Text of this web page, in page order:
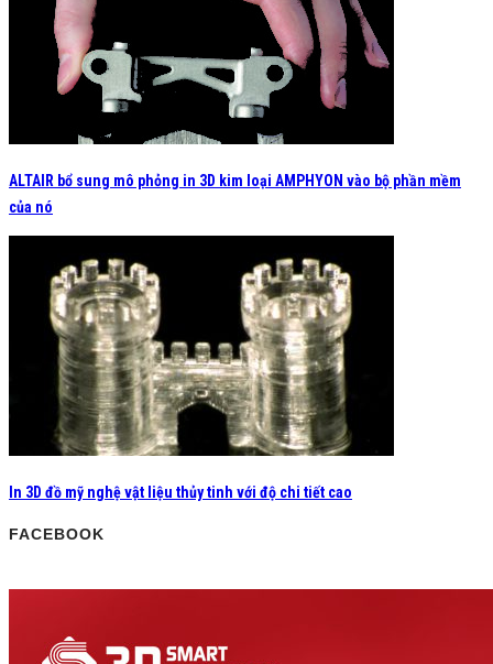
ALTAIR bổ sung mô phỏng in 3D kim loại AMPHYON vào bộ phần mềm
của nó
In 3D đồ mỹ nghệ vật liệu thủy tinh với độ chi tiết cao
FACEBOOK